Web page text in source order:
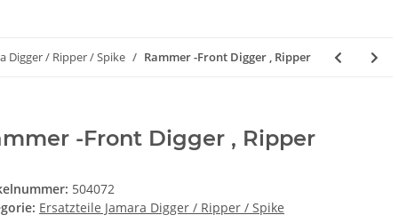
Digger / Ripper / Spike Rammer -Front Digger , Ripper
-Front Digger , Ripper
504072
Ersatzteile Jamara Digger / Ripper / Spike